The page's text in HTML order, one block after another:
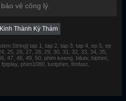
vệ công lý.
Kinh Thành Kỳ Thám
tap 1, tap 2, tap 3, tap 4, ep 5, ep
25, 26, 27, 28, 29, 30, 31, 32, 33, 34, 35,
47, 48, 49, 50, phim keeng, bilutv, biphim,
phim1080, luotphim, fimfast,